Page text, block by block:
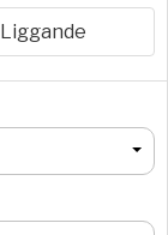
Liggande